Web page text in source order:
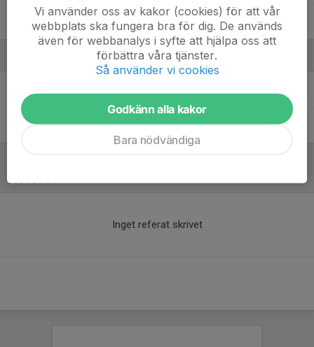
Tim Davidsson
Mikael LandahlMaterialare U14
Referat
Inget referat skrivet
Vi använder oss av kakor (cookies) för att vår
webbplats ska fungera bra för dig. De används
även för webbanalys i syfte att hjälpa oss att
förbättra våra tjänster.
Så använder vi cookies
Godkänn alla kakor
Bara nödvändiga